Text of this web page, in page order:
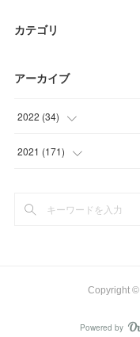
カテゴリ
アーカイブ
2022 (34)
(34
2021 (171)
(
Copyright ©
Powered by